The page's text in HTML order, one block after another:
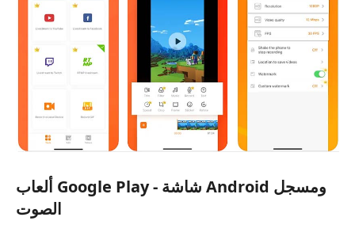
ألعاب Google Play - شاشة Android ومسجل
الصوت